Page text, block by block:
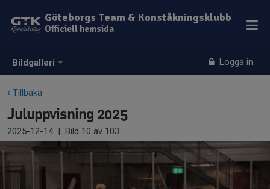
Bildgalleri Logga in
Göteborgs Team & Konståkningsklubb
Officiell hemsida
Tillbaka
Juluppvisning 2025
2025-12-14 | Bild 10 av 103